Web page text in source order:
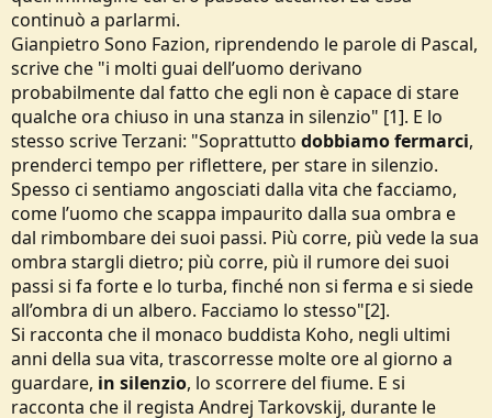
continuò a parlarmi.
Gianpietro Sono Fazion, riprendendo le parole di Pascal,
scrive che "i molti guai dell’uomo derivano
probabilmente dal fatto che egli non è capace di stare
qualche ora chiuso in una stanza in silenzio" [1]. E lo
stesso scrive Terzani: "Soprattutto dobbiamo fermarci,
prenderci tempo per riflettere, per stare in silenzio.
Spesso ci sentiamo angosciati dalla vita che facciamo,
come l’uomo che scappa impaurito dalla sua ombra e
dal rimbombare dei suoi passi. Più corre, più vede la sua
ombra stargli dietro; più corre, più il rumore dei suoi
passi si fa forte e lo turba, finché non si ferma e si siede
all’ombra di un albero. Facciamo lo stesso"[2].
Si racconta che il monaco buddista Koho, negli ultimi
anni della sua vita, trascorresse molte ore al giorno a
guardare, in silenzio, lo scorrere del fiume. E si
racconta che il regista Andrej Tarkovskij, durante le